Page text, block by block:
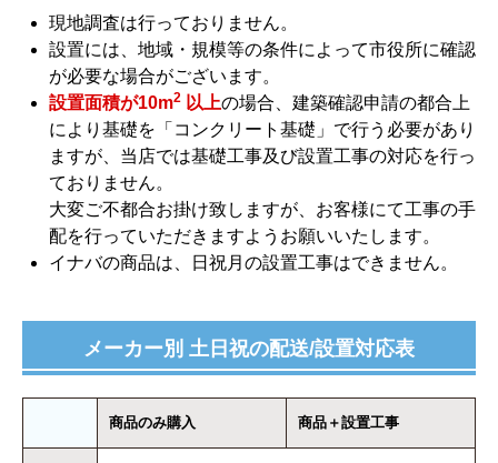
現地調査は行っておりません。
設置には、地域・規模等の条件によって市役所に確認
が必要な場合がございます。
設置面積が10m2 以上の場合、建築確認申請の都合上
により基礎を「コンクリート基礎」で行う必要があり
ますが、当店では基礎工事及び設置工事の対応を行っ
ておりません。
大変ご不都合お掛け致しますが、お客様にて工事の手
配を行っていただきますようお願いいたします。
イナバの商品は、日祝月の設置工事はできません。
メーカー別 土日祝の配送/設置対応表
商品のみ購入 商品＋設置工事